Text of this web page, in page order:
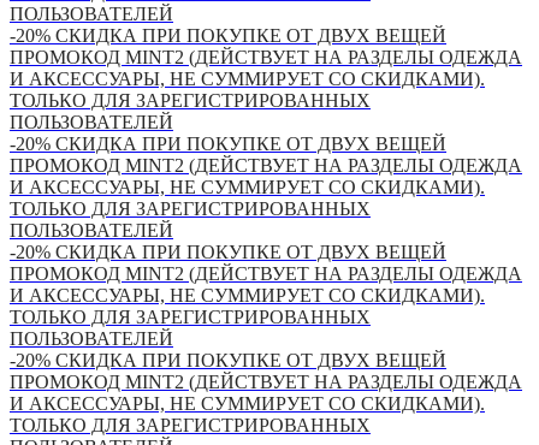
ПОЛЬЗОВАТЕЛЕЙ
-20% СКИДКА ПРИ ПОКУПКЕ ОТ ДВУХ ВЕЩЕЙ
ПРОМОКОД MINT2 (ДЕЙСТВУЕТ НА РАЗДЕЛЫ ОДЕЖДА
И АКСЕССУАРЫ, НЕ СУММИРУЕТ СО СКИДКАМИ).
ТОЛЬКО ДЛЯ ЗАРЕГИСТРИРОВАННЫХ
ПОЛЬЗОВАТЕЛЕЙ
-20% СКИДКА ПРИ ПОКУПКЕ ОТ ДВУХ ВЕЩЕЙ
ПРОМОКОД MINT2 (ДЕЙСТВУЕТ НА РАЗДЕЛЫ ОДЕЖДА
И АКСЕССУАРЫ, НЕ СУММИРУЕТ СО СКИДКАМИ).
ТОЛЬКО ДЛЯ ЗАРЕГИСТРИРОВАННЫХ
ПОЛЬЗОВАТЕЛЕЙ
-20% СКИДКА ПРИ ПОКУПКЕ ОТ ДВУХ ВЕЩЕЙ
ПРОМОКОД MINT2 (ДЕЙСТВУЕТ НА РАЗДЕЛЫ ОДЕЖДА
И АКСЕССУАРЫ, НЕ СУММИРУЕТ СО СКИДКАМИ).
ТОЛЬКО ДЛЯ ЗАРЕГИСТРИРОВАННЫХ
ПОЛЬЗОВАТЕЛЕЙ
-20% СКИДКА ПРИ ПОКУПКЕ ОТ ДВУХ ВЕЩЕЙ
ПРОМОКОД MINT2 (ДЕЙСТВУЕТ НА РАЗДЕЛЫ ОДЕЖДА
И АКСЕССУАРЫ, НЕ СУММИРУЕТ СО СКИДКАМИ).
ТОЛЬКО ДЛЯ ЗАРЕГИСТРИРОВАННЫХ